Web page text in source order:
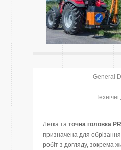
General
Технічні
Легка та точна головка
призначена для обрізання
робіт з догляду, зокрема